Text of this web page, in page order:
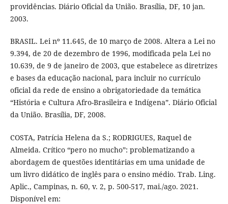
providências. Diário Oficial da União. Brasília, DF, 10 jan.
2003.
BRASIL. Lei nº 11.645, de 10 março de 2008. Altera a Lei no
9.394, de 20 de dezembro de 1996, modificada pela Lei no
10.639, de 9 de janeiro de 2003, que estabelece as diretrizes
e bases da educação nacional, para incluir no currículo
oficial da rede de ensino a obrigatoriedade da temática
“História e Cultura Afro-Brasileira e Indígena”. Diário Oficial
da União. Brasília, DF, 2008.
COSTA, Patrícia Helena da S.; RODRIGUES, Raquel de
Almeida. Crítico “pero no mucho”: problematizando a
abordagem de questões identitárias em uma unidade de
um livro didático de inglês para o ensino médio. Trab. Ling.
Aplic., Campinas, n. 60, v. 2, p. 500-517, mai./ago. 2021.
Disponível em: